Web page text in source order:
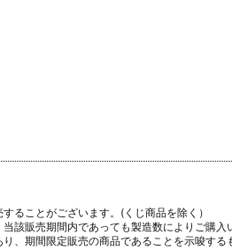
ることがございます。(くじ商品を除く）
該販売期間内であっても製造数によりご購入
、期間限定販売の商品であることを示唆する